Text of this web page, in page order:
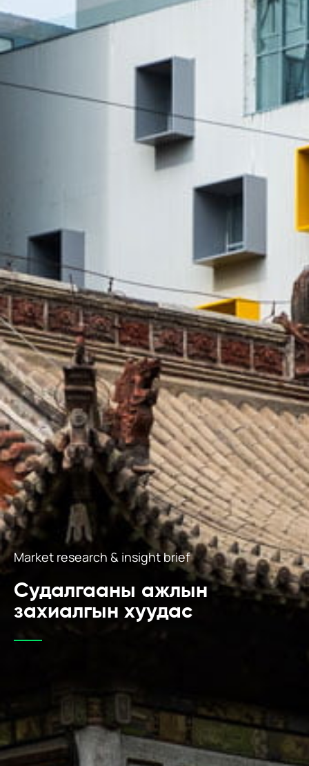
Market research & insight brief
Судалгааны ажлын
захиалгын хуудас